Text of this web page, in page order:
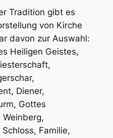
Tradition gibt es
von Kirche
davon zur Auswahl:
Heiligen Geistes,
Diener,
Gottes
Familie,